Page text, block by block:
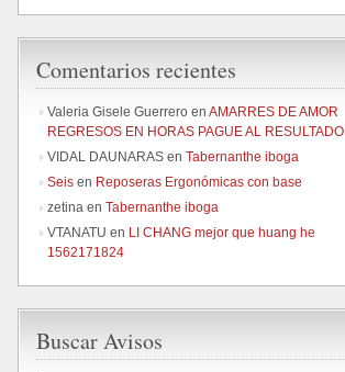
Comentarios recientes
Valeria Gisele Guerrero en AMARRES DE AMOR
REGRESOS EN HORAS PAGUE AL RESULTADO
VIDAL DAUNARAS en Tabernanthe iboga
Seis en Reposeras Ergonómicas con base
zetina en Tabernanthe iboga
VTANATU en LI CHANG mejor que huang he
1562171824
Buscar Avisos